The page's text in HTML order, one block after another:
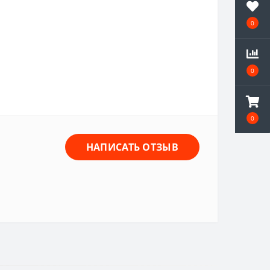
0
0
0
НАПИСАТЬ ОТЗЫВ